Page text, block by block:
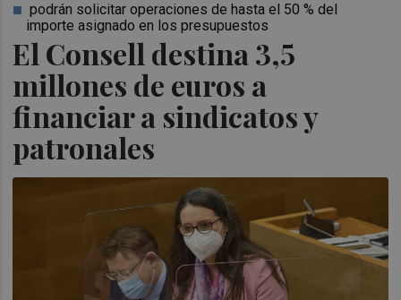
El Consell destina 3,5
millones de euros a
financiar a sindicatos y
patronales
podrán solicitar operaciones de hasta el 50 % del
importe asignado en los presupuestos